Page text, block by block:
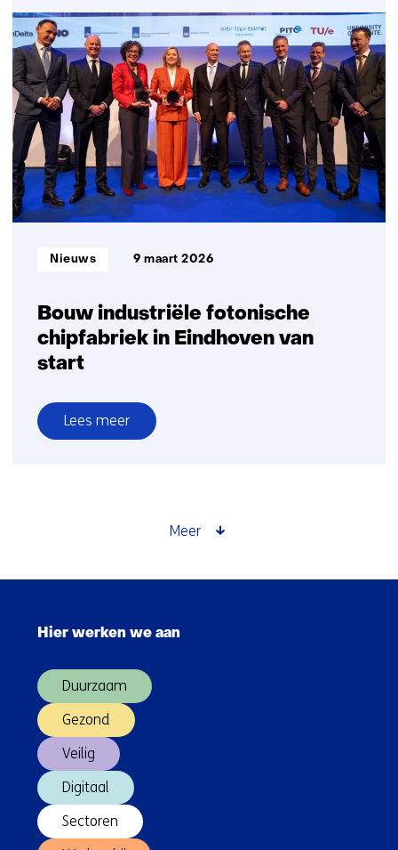
Nederland
verstevigt
positie
in
6G-
technologie
voor
toekomstig
verdienvermogen
en
digitale
Bouw industriële fotonische
chipfabriek in Eindhoven van
start
Informatietype:
Nieuws 9 maart 2026
Lees meer
over
Meer
Hier werken we aan
Duurzaam
Gezond
Veilig
Digitaal
Sectoren